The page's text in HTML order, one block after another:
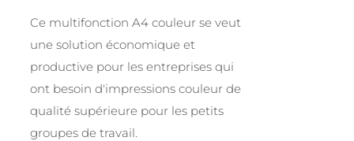
Ce multifonction A4 couleur se veut
une solution économique et
productive pour les entreprises qui
ont besoin d'impressions couleur de
qualité supérieure pour les petits
groupes de travail.